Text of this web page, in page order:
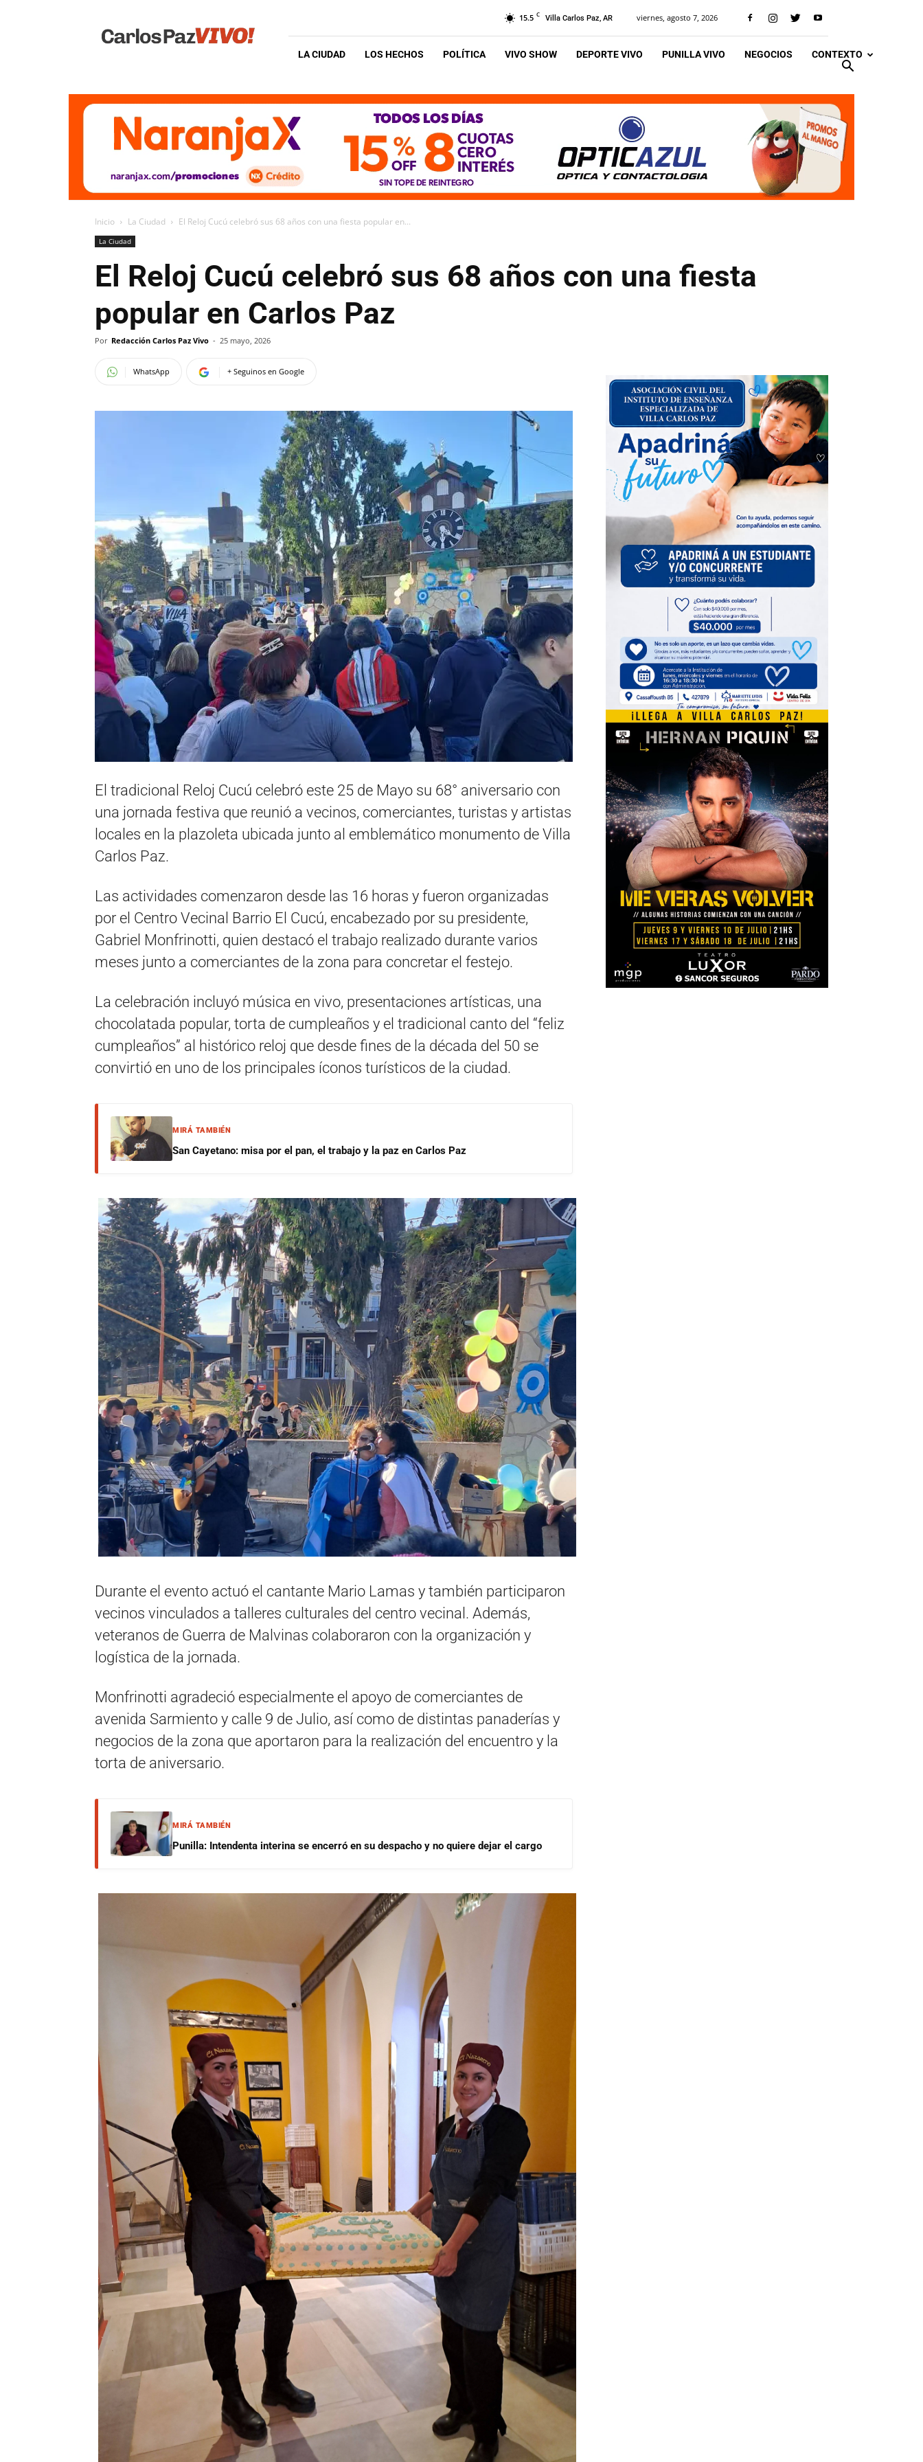
Vivo
15.5 C Villa Carlos Paz, AR viernes, agosto 7, 2026
LA CIUDAD LOS HECHOS POLÍTICA VIVO SHOW DEPORTE VIVO PUNILLA VIVO NEGOCIOS CONTEXTO
Inicio La Ciudad El Reloj Cucú celebró sus 68 años con una fiesta popular en...
La Ciudad
El Reloj Cucú celebró sus 68 años con una fiesta
popular en Carlos Paz
Por Redacción Carlos Paz Vivo - 25 mayo, 2026
WhatsApp + Seguinos en Google
El tradicional Reloj Cucú celebró este 25 de Mayo su 68° aniversario con
una jornada festiva que reunió a vecinos, comerciantes, turistas y artistas
locales en la plazoleta ubicada junto al emblemático monumento de Villa
Carlos Paz.
Las actividades comenzaron desde las 16 horas y fueron organizadas
por el Centro Vecinal Barrio El Cucú, encabezado por su presidente,
Gabriel Monfrinotti, quien destacó el trabajo realizado durante varios
meses junto a comerciantes de la zona para concretar el festejo.
La celebración incluyó música en vivo, presentaciones artísticas, una
chocolatada popular, torta de cumpleaños y el tradicional canto del “feliz
cumpleaños” al histórico reloj que desde fines de la década del 50 se
convirtió en uno de los principales íconos turísticos de la ciudad.
MIRÁ TAMBIÉN
San Cayetano: misa por el pan, el trabajo y la paz en Carlos Paz
Durante el evento actuó el cantante Mario Lamas y también participaron
vecinos vinculados a talleres culturales del centro vecinal. Además,
veteranos de Guerra de Malvinas colaboraron con la organización y
logística de la jornada.
Monfrinotti agradeció especialmente el apoyo de comerciantes de
avenida Sarmiento y calle 9 de Julio, así como de distintas panaderías y
negocios de la zona que aportaron para la realización del encuentro y la
torta de aniversario.
MIRÁ TAMBIÉN
Punilla: Intendenta interina se encerró en su despacho y no quiere dejar el cargo